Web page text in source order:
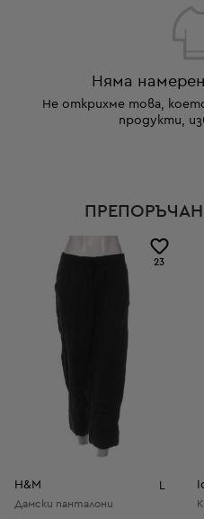
Няма
Не открихме това,
продукти,
23
H&M L
Дамски панталони